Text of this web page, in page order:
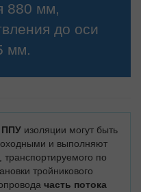
880 мм,
до оси
мм.
ППУизоляции могут быть
и выполняют
по
тройникового
часть потока